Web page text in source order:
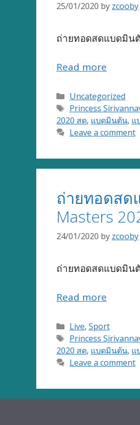
25/01/2020 by zcooby
ถ่ายทอดสดแบดมิน
Read more
Categories
Uncategorized
Tags
Princess
2020 สด, แบดมินตัน, แ
Leave a comment
ถ่ายทอดสด
Masters
24/01/2020 by zcooby
ถ่ายทอดสดแบดมิน
Read more
Categories
Live, Sport
Tags
Princess
2020 สด, แบดมินตัน, แ
Leave a comment